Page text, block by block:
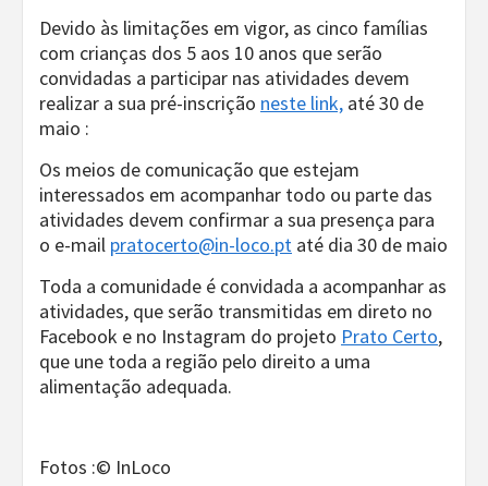
Devido às limitações em vigor, as cinco famílias
com crianças dos 5 aos 10 anos que serão
convidadas a participar nas atividades devem
realizar a sua pré-inscrição neste link, até 30 de
maio :
Os meios de comunicação que estejam
interessados em acompanhar todo ou parte das
atividades devem confirmar a sua presença para
o e-mail pratocerto@in-loco.pt até dia 30 de maio
Toda a comunidade é convidada a acompanhar as
atividades, que serão transmitidas em direto no
Facebook e no Instagram do projeto Prato Certo,
que une toda a região pelo direito a uma
alimentação adequada.
Fotos :© InLoco